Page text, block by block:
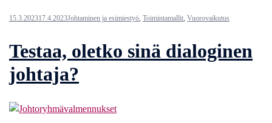
15.3.202317.4.2023Johtaminen ja esimiestyö, Toimintamallit, Vuorovaikutus
Testaa, oletko sinä dialoginen
johtaja?